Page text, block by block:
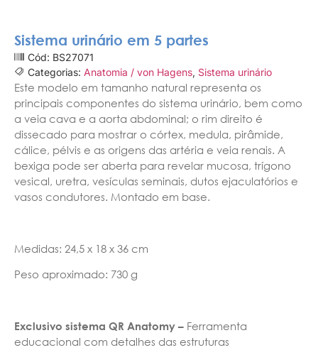
Sistema urinário em 5 partes
Cód: BS27071
Categorias: Anatomia / von Hagens, Sistema urinário
Este modelo em tamanho natural representa os
principais componentes do sistema urinário, bem como
a veia cava e a aorta abdominal; o rim direito é
dissecado para mostrar o córtex, medula, pirâmide,
cálice, pélvis e as origens das artéria e veia renais. A
bexiga pode ser aberta para revelar mucosa, trígono
vesical, uretra, vesículas seminais, dutos ejaculatórios e
vasos condutores. Montado em base.
Medidas: 24,5 x 18 x 36 cm
Peso aproximado: 730 g
Exclusivo sistema QR Anatomy – Ferramenta
educacional com detalhes das estruturas